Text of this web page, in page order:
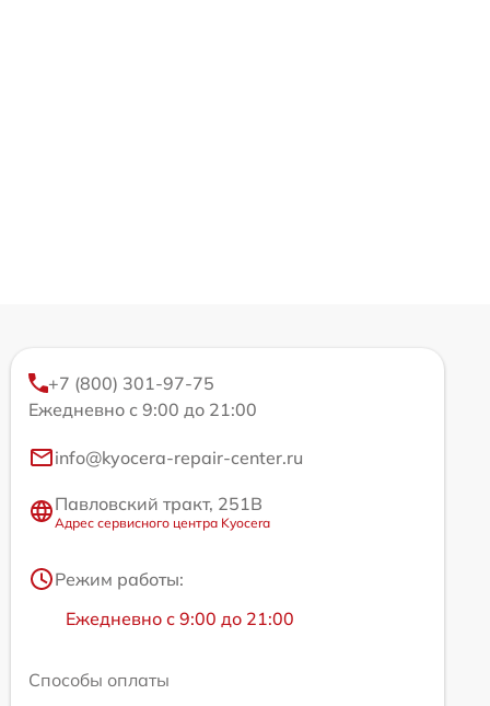
+7 (800) 301-97-75
Ежедневно с 9:00 до 21:00
info@kyocera-repair-center.ru
Павловский тракт, 251В
Адрес сервисного центра Kyocera
Режим работы:
Ежедневно с 9:00 до 21:00
Способы оплаты